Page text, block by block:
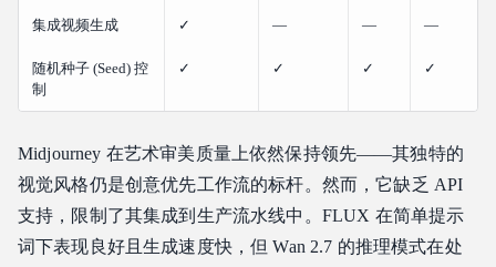
集成视频生成 ✓ — — —
随机种子 (Seed) 控
制
✓ ✓ ✓ ✓
Midjourney 在艺术审美质量上依然保持领先——其独特的
视觉风格仍是创意优先工作流的标杆。然而，它缺乏 API
支持，限制了其集成到生产流水线中。FLUX 在简单提示
词下表现良好且生成速度快，但 Wan 2.7 的推理模式在处